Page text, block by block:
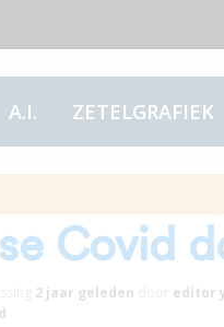
A.I. ZETELGRAFIEK
legt de
Covid
2 jaar geleden
editor